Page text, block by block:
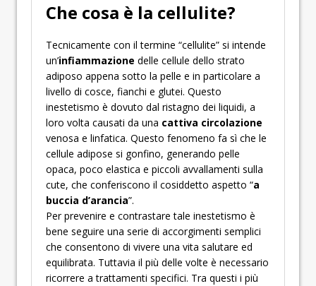
Che cosa è la cellulite?
Tecnicamente con il termine “cellulite” si intende
un’infiammazione delle cellule dello strato
adiposo appena sotto la pelle e in particolare a
livello di cosce, fianchi e glutei. Questo
inestetismo è dovuto dal ristagno dei liquidi, a
loro volta causati da una cattiva circolazione
venosa e linfatica. Questo fenomeno fa sì che le
cellule adipose si gonfino, generando pelle
opaca, poco elastica e piccoli avvallamenti sulla
cute, che conferiscono il cosiddetto aspetto “a
buccia d’arancia”.
Per prevenire e contrastare tale inestetismo è
bene seguire una serie di accorgimenti semplici
che consentono di vivere una vita salutare ed
equilibrata. Tuttavia il più delle volte è necessario
ricorrere a trattamenti specifici. Tra questi i più